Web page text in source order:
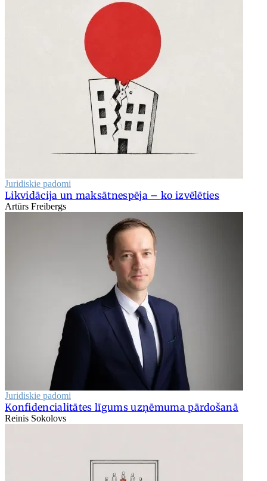
Juridiskie padomi
Likvidācija un maksātnespēja – ko izvēlēties
Artūrs Freibergs
Juridiskie padomi
Konfidencialitātes līgums uzņēmuma pārdošanā
Reinis Sokolovs